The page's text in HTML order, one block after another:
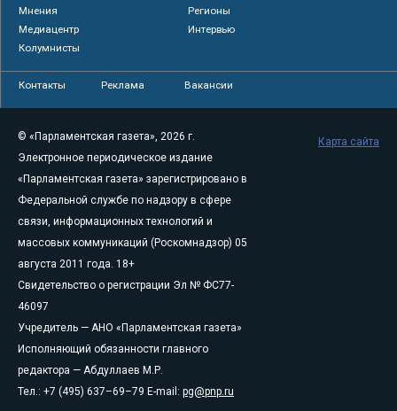
Мнения
Регионы
Медиацентр
Интервью
Колумнисты
Контакты Реклама Вакансии
© «Парламентская газета», 2026 г.
Электронное периодическое издание
«Парламентская газета» зарегистрировано в
Федеральной службе по надзору в сфере
связи, информационных технологий и
массовых коммуникаций (Роскомнадзор) 05
августа 2011 года. 18+
Свидетельство о регистрации Эл № ФС77-
46097
Учредитель — АНО «Парламентская газета»
Исполняющий обязанности главного
редактора — Абдуллаев М.Р.
Тел.: +7 (495) 637–69–79 E-mail: pg@pnp.ru
Карта сайта